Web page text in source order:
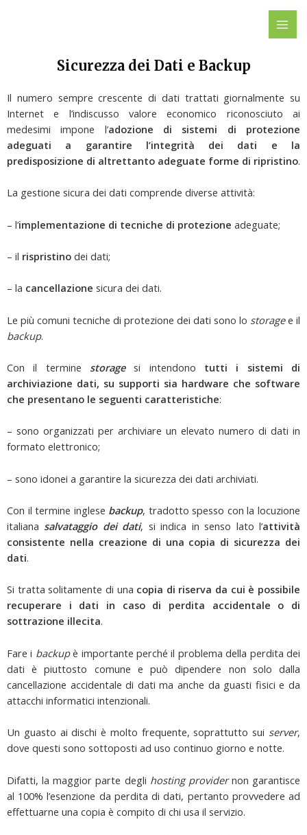
Sicurezza dei Dati e Backup
Il numero sempre crescente di dati trattati giornalmente su
Internet e l’indiscusso valore economico riconosciuto ai
medesimi impone l’adozione di sistemi di protezione
adeguati a garantire l’integrità dei dati e la
predisposizione di altrettanto adeguate forme di ripristino.
La gestione sicura dei dati comprende diverse attività:
– l’implementazione di tecniche di protezione adeguate;
– il rispristino dei dati;
– la cancellazione sicura dei dati.
Le più comuni tecniche di protezione dei dati sono lo storagee il
backup.
Con il termine storagesi intendono tutti i sistemi di
archiviazione dati, su supporti sia hardware che software
che presentano le seguenti caratteristiche:
– sono organizzati per archiviare un elevato numero di dati in
formato elettronico;
– sono idonei a garantire la sicurezza dei dati archiviati.
Con il termine inglese backup, tradotto spesso con la locuzione
italiana salvataggio dei dati, si indica in senso lato l’attività
consistente nella creazione di una copia di sicurezza dei
dati.
Si tratta solitamente di una copia di riserva da cui è possibile
recuperare i dati in caso di perdita accidentale o di
sottrazione illecita.
Fare i backupè importante perché il problema della perdita dei
dati è piuttosto comune e può dipendere non solo dalla
cancellazione accidentale di dati ma anche da guasti fisici e da
attacchi informatici intenzionali.
Un guasto ai dischi è molto frequente, soprattutto sui server,
dove questi sono sottoposti ad uso continuo giorno e notte.
Difatti, la maggior parte degli hosting providernon garantisce
al 100% l’esenzione da perdita di dati, pertanto provvedere ad
effettuarne una copia è compito di chi usa il servizio.